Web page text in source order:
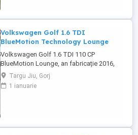
Volkswagen Golf 1.6 TDI
BlueMotion Technology Lounge
Volkswagen Golf 1.6 TDI 110 CP
BlueMotion Lounge, an fabricație 2016,
import Germania, motorizare diesel 1.6
110 CP, cutie manuală. Compactă
modernă, consum mixt redus (3.8 l 100
siguranță ...
Targu Jiu, Gorj
1 ianuarie